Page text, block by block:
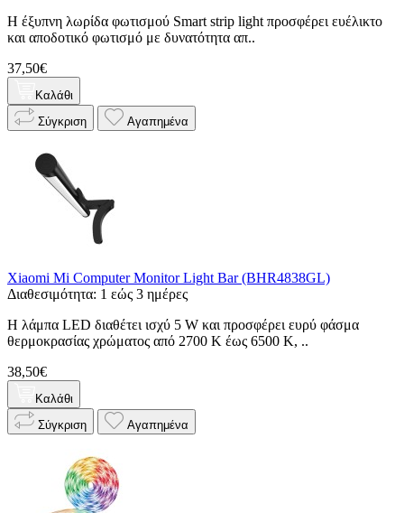
Η έξυπνη λωρίδα φωτισμού Smart strip light προσφέρει ευέλικτο
και αποδοτικό φωτισμό με δυνατότητα απ..
37,50€
Καλάθι
Σύγκριση
Αγαπημένα
Xiaomi Mi Computer Monitor Light Bar (BHR4838GL)
Διαθεσιμότητα: 1 εώς 3 ημέρες
Η λάμπα LED διαθέτει ισχύ 5 W και προσφέρει ευρύ φάσμα
θερμοκρασίας χρώματος από 2700 K έως 6500 K, ..
38,50€
Καλάθι
Σύγκριση
Αγαπημένα